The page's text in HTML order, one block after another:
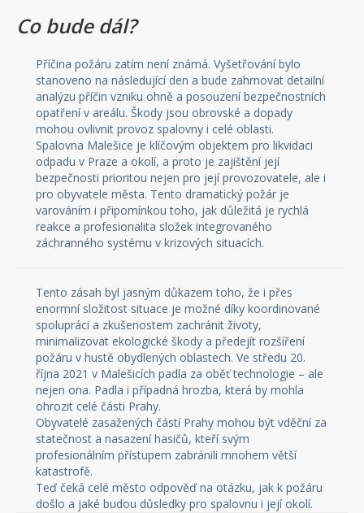
Co bude dál?
Příčina požáru zatím není známá. Vyšetřování bylo
stanoveno na následující den a bude zahrnovat detailní
analýzu příčin vzniku ohně a posouzení bezpečnostních
opatření v areálu. Škody jsou obrovské a dopady
mohou ovlivnit provoz spalovny i celé oblasti.
Spalovna Malešice je klíčovým objektem pro likvidaci
odpadu v Praze a okolí, a proto je zajištění její
bezpečnosti prioritou nejen pro její provozovatele, ale i
pro obyvatele města. Tento dramatický požár je
varováním i připomínkou toho, jak důležitá je rychlá
reakce a profesionalita složek integrovaného
záchranného systému v krizových situacích.
Tento zásah byl jasným důkazem toho, že i přes
enormní složitost situace je možné díky koordinované
spolupráci a zkušenostem zachránit životy,
minimalizovat ekologické škody a předejít rozšíření
požáru v hustě obydlených oblastech. Ve středu 20.
října 2021 v Malešicích padla za oběť technologie – ale
nejen ona. Padla i případná hrozba, která by mohla
ohrozit celé části Prahy.
Obyvatelé zasažených částí Prahy mohou být vděční za
statečnost a nasazení hasičů, kteří svým
profesionálním přístupem zabránili mnohem větší
katastrofě.
Teď čeká celé město odpověď na otázku, jak k požáru
došlo a jaké budou důsledky pro spalovnu i její okolí.